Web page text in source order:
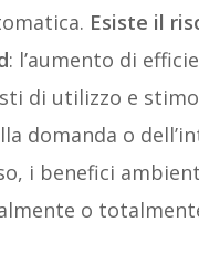
Esiste il
: l’aumento di
di utilizzo e
domanda o
i benefici
o